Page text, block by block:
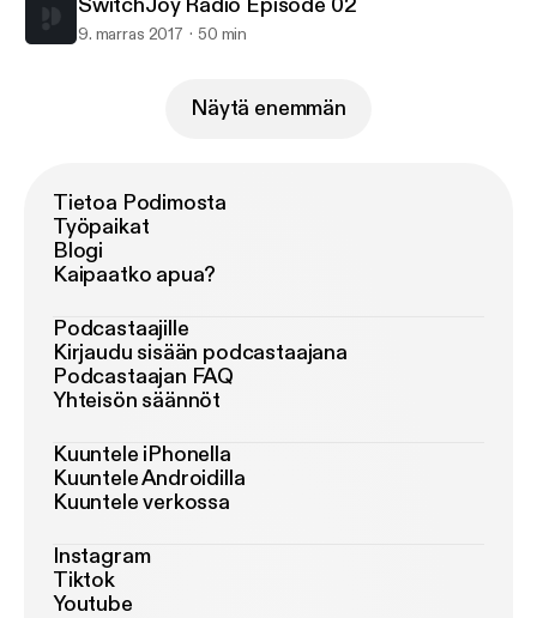
9. marras 2017 50 min
Näytä enemmän
Tietoa Podimosta
Työpaikat
Blogi
Kaipaatko apua?
Podcastaajille
Kirjaudu sisään podcastaajana
Podcastaajan FAQ
Yhteisön säännöt
Kuuntele iPhonella
Kuuntele Androidilla
Kuuntele verkossa
Instagram
Tiktok
Youtube